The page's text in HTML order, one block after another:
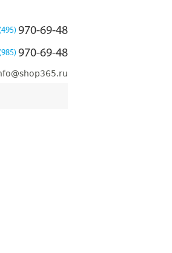
970-69-48
970-69-48